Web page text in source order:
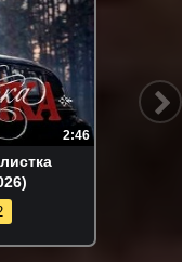
4:06
краски